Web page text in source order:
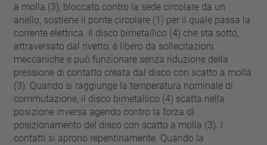
a molla (3), bloccato contro la sede circolare da un
anello, sostiene il ponte circolare (1) per il quale passa la
corrente elettrica. Il disco bimetallico (4) che sta sotto,
attraversato dal rivetto, è libero da sollecitazioni
meccaniche e può funzionare senza riduzione della
pressione di contatto creata dal disco con scatto a molla
(3). Quando si raggiunge la temperatura nominale di
commutazione, il disco bimetallico (4) scatta nella
posizione inversa agendo contro la forza di
posizionamento del disco con scatto a molla (3). I
contatti si aprono repentinamente. Quando la